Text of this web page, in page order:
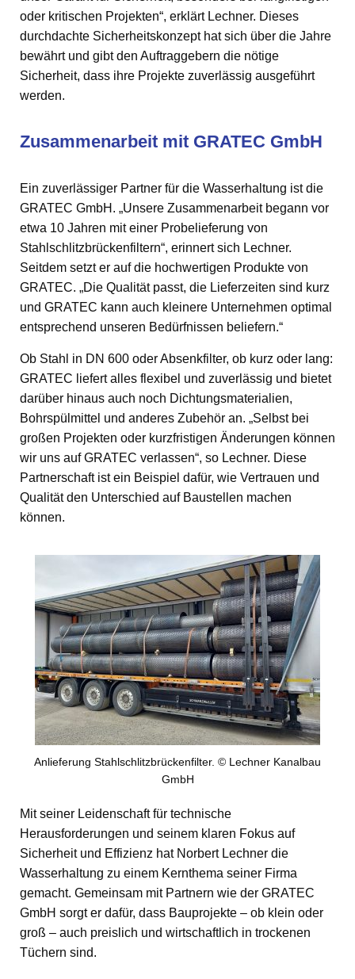
oder kritischen Projekten“, erklärt Lechner. Dieses
durchdachte Sicherheitskonzept hat sich über die Jahre
bewährt und gibt den Auftraggebern die nötige
Sicherheit, dass ihre Projekte zuverlässig ausgeführt
werden.
Zusammenarbeit mit GRATEC GmbH
Ein zuverlässiger Partner für die Wasserhaltung ist die
GRATEC GmbH. „Unsere Zusammenarbeit begann vor
etwa 10 Jahren mit einer Probelieferung von
Stahlschlitzbrückenfiltern“, erinnert sich Lechner.
Seitdem setzt er auf die hochwertigen Produkte von
GRATEC. „Die Qualität passt, die Lieferzeiten sind kurz
und GRATEC kann auch kleinere Unternehmen optimal
entsprechend unseren Bedürfnissen beliefern.“
Ob Stahl in DN 600 oder Absenkfilter, ob kurz oder lang:
GRATEC liefert alles flexibel und zuverlässig und bietet
darüber hinaus auch noch Dichtungsmaterialien,
Bohrspülmittel und anderes Zubehör an. „Selbst bei
großen Projekten oder kurzfristigen Änderungen können
wir uns auf GRATEC verlassen“, so Lechner. Diese
Partnerschaft ist ein Beispiel dafür, wie Vertrauen und
Qualität den Unterschied auf Baustellen machen
können.
Anlieferung Stahlschlitzbrückenfilter. © Lechner Kanalbau
GmbH
Mit seiner Leidenschaft für technische
Herausforderungen und seinem klaren Fokus auf
Sicherheit und Effizienz hat Norbert Lechner die
Wasserhaltung zu einem Kernthema seiner Firma
gemacht. Gemeinsam mit Partnern wie der GRATEC
GmbH sorgt er dafür, dass Bauprojekte – ob klein oder
groß – auch preislich und wirtschaftlich in trockenen
Tüchern sind.